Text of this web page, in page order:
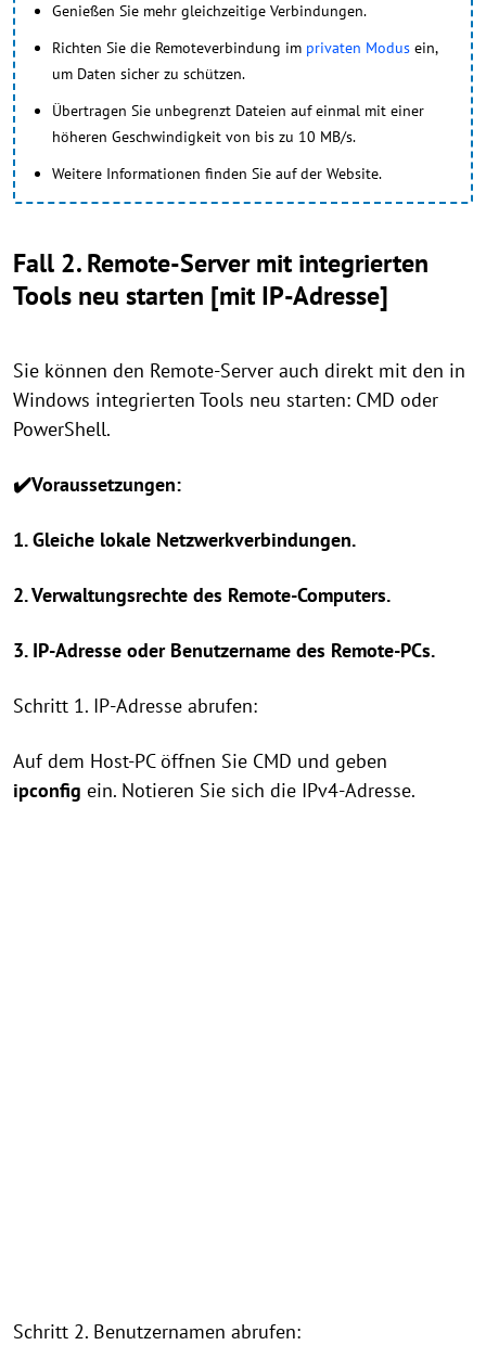
Genießen Sie mehr gleichzeitige Verbindungen.
Richten Sie die Remoteverbindung im privaten Modus ein,
um Daten sicher zu schützen.
Übertragen Sie unbegrenzt Dateien auf einmal mit einer
höheren Geschwindigkeit von bis zu 10 MB/s.
Weitere Informationen finden Sie auf der Website.
Fall 2. Remote-Server mit integrierten
Tools neu starten [mit IP-Adresse]
Sie können den Remote-Server auch direkt mit den in
Windows integrierten Tools neu starten: CMD oder
PowerShell.
✔️Voraussetzungen:
1. Gleiche lokale Netzwerkverbindungen.
2. Verwaltungsrechte des Remote-Computers.
3. IP-Adresse oder Benutzername des Remote-PCs.
Schritt 1. IP-Adresse abrufen:
Auf dem Host-PC öffnen Sie CMD und geben
ipconfig ein. Notieren Sie sich die IPv4-Adresse.
Schritt 2. Benutzernamen abrufen: